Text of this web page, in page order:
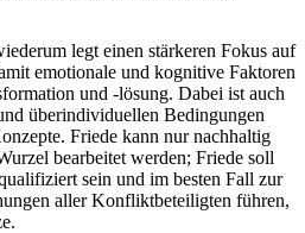
legt einen stärkeren Fokus auf
emotionale und kognitive Faktoren
und -lösung. Dabei ist auch
überindividuellen Bedingungen
Friede kann nur nachhaltig
bearbeitet werden; Friede soll
sein und im besten Fall zur
aller Konfliktbeteiligten führen,